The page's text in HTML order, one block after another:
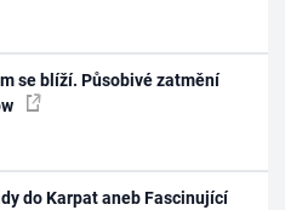
se blíží. Působivé zatmění
do Karpat aneb Fascinující